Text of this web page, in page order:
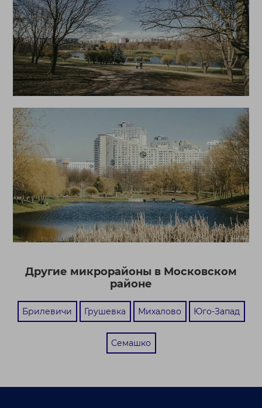
Другие микрорайоны в Московском
районе
Брилевичи Грушевка Михалово Юго-Запад
Семашко